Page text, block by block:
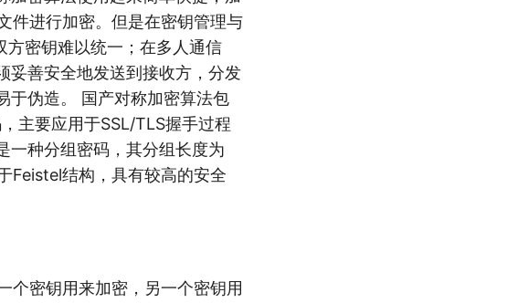
件进行加密。但是在密钥管理与
方密钥难以统一；在多人通信
妥善安全地发送到接收方，分发
于伪造。 国产对称加密算法包
主要应用于SSL/TLS握手过程
一种分组密码，其分组长度为
Feistel结构，具有较高的安全
个密钥用来加密，另一个密钥用